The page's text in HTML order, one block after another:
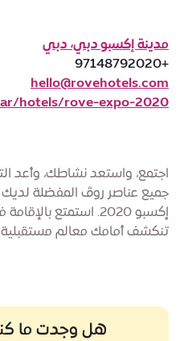
اجتمع، واستعد نشاطك، وأعد
جميع عناصر روڤ المفضلة
إكسبو 2020. استمتع
تنكشف أمامك معالم
مدينة إكسبو دبي، دبي
+97148792020
hello@rovehotels.com
hotels/rove-expo-2020
هل وجدت ما